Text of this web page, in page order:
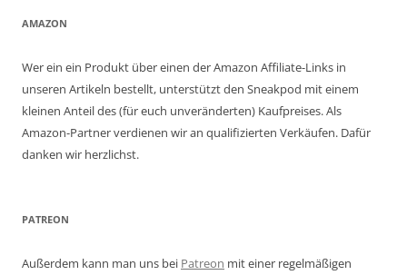
AMAZON
Wer ein ein Produkt über einen der Amazon Affiliate-Links in
unseren Artikeln bestellt, unterstützt den Sneakpod mit einem
kleinen Anteil des (für euch unveränderten) Kaufpreises. Als
Amazon-Partner verdienen wir an qualifizierten Verkäufen. Dafür
danken wir herzlichst.
PATREON
Außerdem kann man uns bei Patreon mit einer regelmäßigen